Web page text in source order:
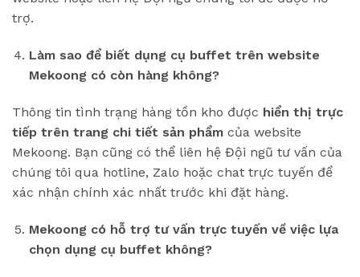
trợ.
Làm sao để biết dụng cụ buffet trên website
Mekoong có còn hàng không?
Thông tin tình trạng hàng tồn kho được hiển thị trực
tiếp trên trang chi tiết sản phẩm của website
Mekoong. Bạn cũng có thể liên hệ Đội ngũ tư vấn của
chúng tôi qua hotline, Zalo hoặc chat trực tuyến để
xác nhận chính xác nhất trước khi đặt hàng.
Mekoong có hỗ trợ tư vấn trực tuyến về việc lựa
chọn dụng cụ buffet không?